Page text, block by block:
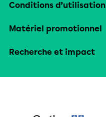
Conditions d’utilisation
Matériel promotionnel
Recherche et impact